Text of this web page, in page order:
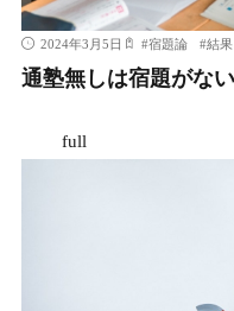
2024年3月5日 #宿題論 #結
通塾無しは宿題がな
full